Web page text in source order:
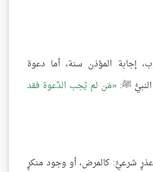
إجابة المؤذن سنة، أما دعوة
النبيُّ ﷺ: مَن لم يُجب الدَّعوة فقد
شرعيٍّ: كالمرض، أو وجود منكرٍ